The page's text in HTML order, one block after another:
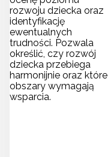
rozwoju dziecka oraz
identyfikację
ewentualnych
trudności. Pozwala
określić, czy rozwój
dziecka przebiega
harmonijnie oraz które
obszary wymagają
wsparcia.